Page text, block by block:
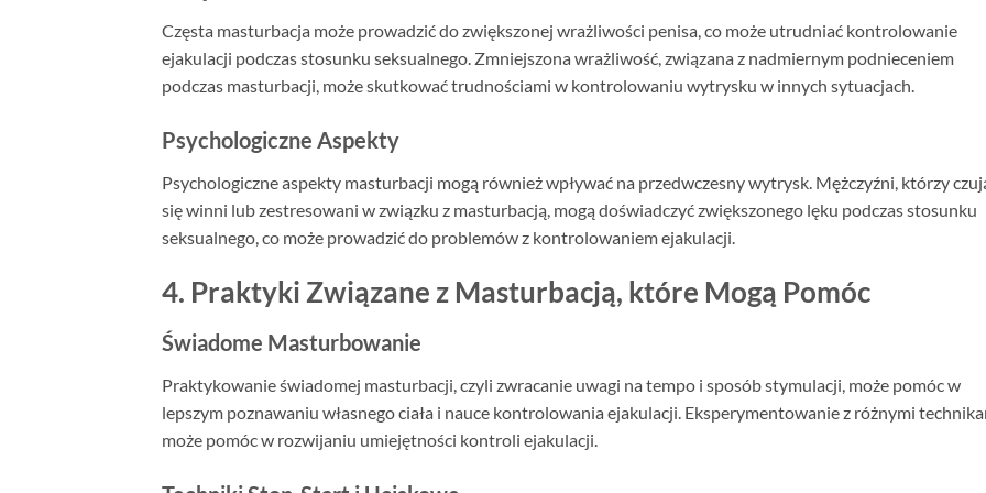
Częsta masturbacja może prowadzić do zwiększonej wrażliwości penisa, co może utrudniać kontrolowanie
ejakulacji podczas stosunku seksualnego. Zmniejszona wrażliwość, związana z nadmiernym podnieceniem
podczas masturbacji, może skutkować trudnościami w kontrolowaniu wytrysku w innych sytuacjach.
Psychologiczne Aspekty
Psychologiczne aspekty masturbacji mogą również wpływać na przedwczesny wytrysk. Mężczyźni, którzy
się winni lub zestresowani w związku z masturbacją, mogą doświadczyć zwiększonego lęku podczas stosunku
seksualnego, co może prowadzić do problemów z kontrolowaniem ejakulacji.
4. Praktyki Związane z Masturbacją, które Mogą Pomóc
Świadome Masturbowanie
Praktykowanie świadomej masturbacji, czyli zwracanie uwagi na tempo i sposób stymulacji, może pomóc w
lepszym poznawaniu własnego ciała i nauce kontrolowania ejakulacji. Eksperymentowanie z różnymi
może pomóc w rozwijaniu umiejętności kontroli ejakulacji.